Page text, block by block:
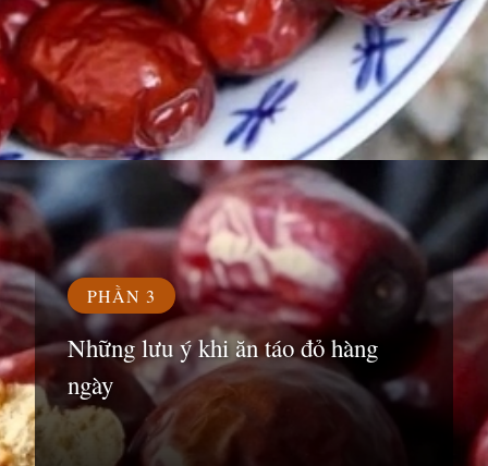
Đang mở
PHẦN 3
Những lưu ý khi ăn táo đỏ hàng
ngày